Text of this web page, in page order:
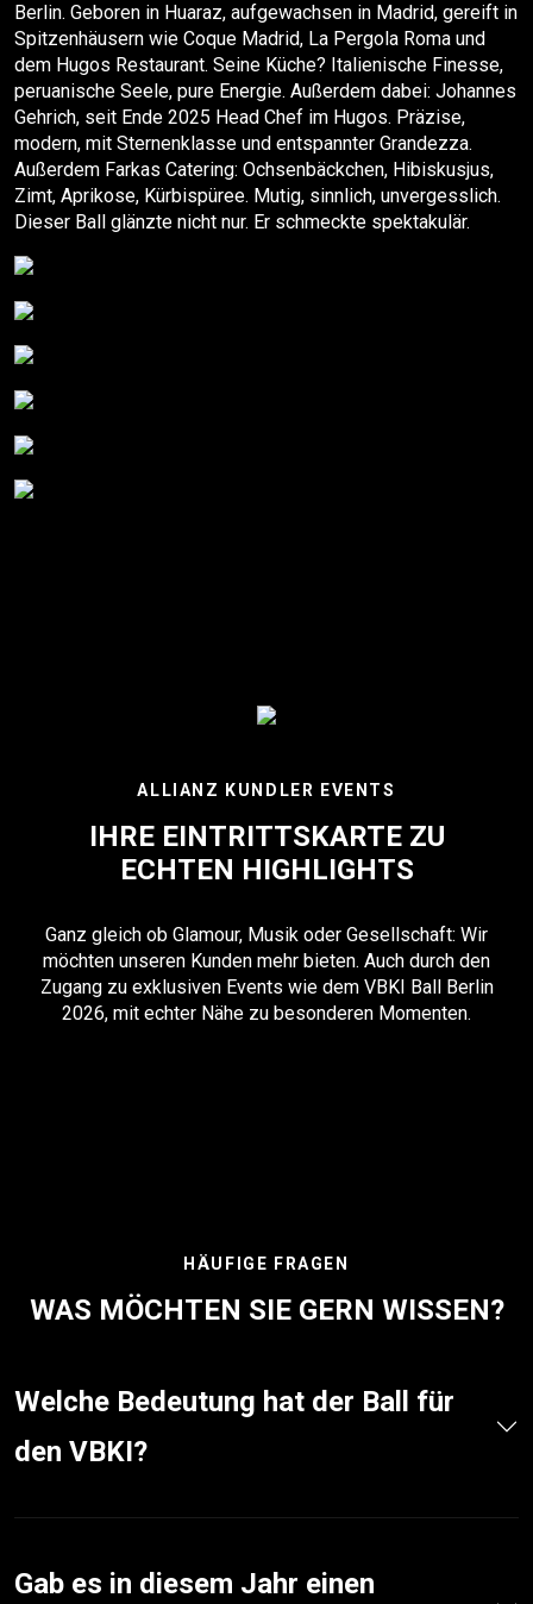
Berlin. Geboren in Huaraz, aufgewachsen in Madrid, gereift in
Spitzenhäusern wie Coque Madrid, La Pergola Roma und
dem Hugos Restaurant. Seine Küche? Italienische Finesse,
peruanische Seele, pure Energie. Außerdem dabei: Johannes
Gehrich, seit Ende 2025 Head Chef im Hugos. Präzise,
modern, mit Sternenklasse und entspannter Grandezza.
Außerdem Farkas Catering: Ochsenbäckchen, Hibiskusjus,
Zimt, Aprikose, Kürbispüree. Mutig, sinnlich, unvergesslich.
Dieser Ball glänzte nicht nur. Er schmeckte spektakulär.
ALLIANZ KUNDLER EVENTS
IHRE EINTRITTSKARTE ZU
ECHTEN HIGHLIGHTS
Ganz gleich ob Glamour, Musik oder Gesellschaft: Wir
möchten unseren Kunden mehr bieten. Auch durch den
Zugang zu exklusiven Events wie dem VBKI Ball Berlin
2026, mit echter Nähe zu besonderen Momenten.
HÄUFIGE FRAGEN
WAS MÖCHTEN SIE GERN WISSEN?
Welche Bedeutung hat der Ball für
den VBKI?
Gab es in diesem Jahr einen